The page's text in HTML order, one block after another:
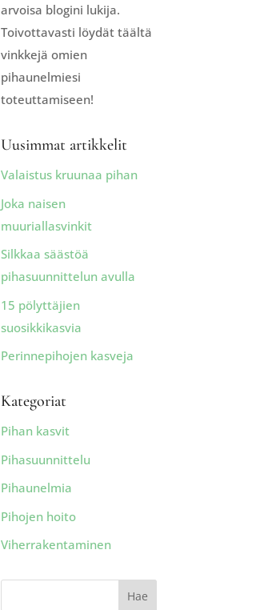
arvoisa blogini lukija.
Toivottavasti löydät täältä
vinkkejä omien
pihaunelmiesi
toteuttamiseen!
Uusimmat artikkelit
Valaistus kruunaa pihan
Joka naisen
muuriallasvinkit
Silkkaa säästöä
pihasuunnittelun avulla
15 pölyttäjien
suosikkikasvia
Perinnepihojen kasveja
Kategoriat
Pihan kasvit
Pihasuunnittelu
Pihaunelmia
Pihojen hoito
Viherrakentaminen